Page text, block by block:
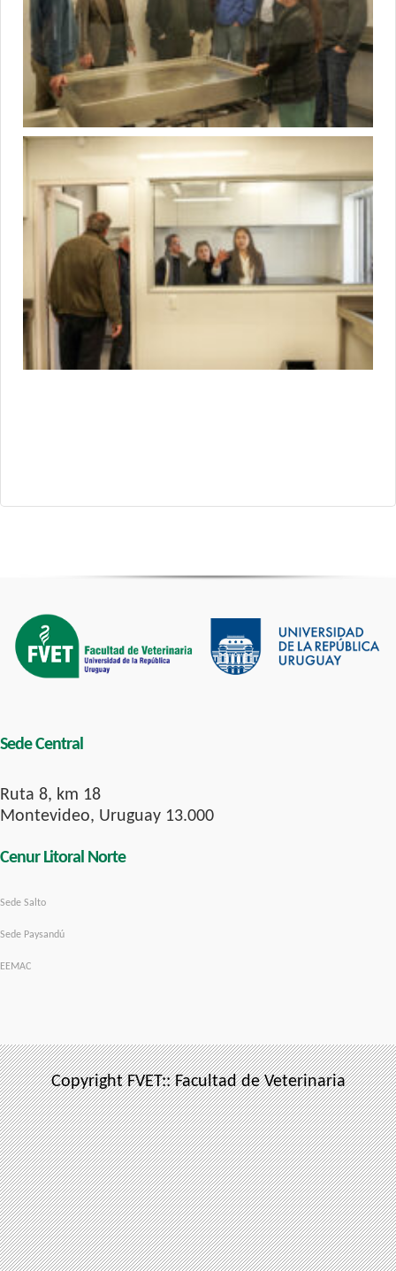
Sede Central
Ruta 8, km 18
Montevideo, Uruguay 13.000
Cenur Litoral Norte
Sede Salto
Sede Paysandú
EEMAC
Copyright FVET:: Facultad de Veterinaria